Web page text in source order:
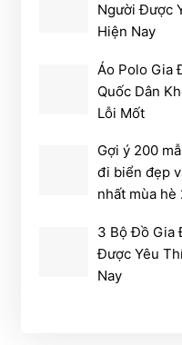
Người Được
Hiện Nay
Áo Polo Gia
Quốc Dân
Lỗi Mốt
Gợi ý 200
đi biển đẹp
nhất mùa hè
3 Bộ Đồ Gia
Được Yêu
Nay